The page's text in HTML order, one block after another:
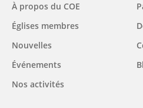
Main
navigation
À propos du COE
Églises membres
Nouvelles
Événements
Nos activités